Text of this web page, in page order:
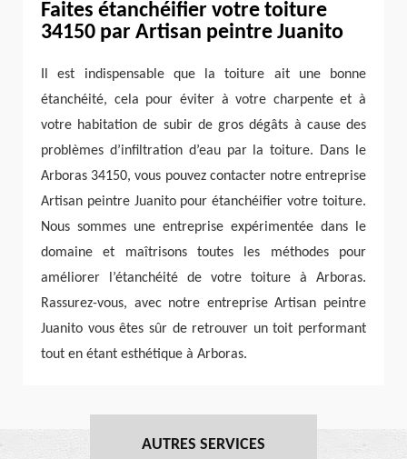
Faites étanchéifier votre toiture
34150 par Artisan peintre Juanito
Il est indispensable que la toiture ait une bonne
étanchéité, cela pour éviter à votre charpente et à
votre habitation de subir de gros dégâts à cause des
problèmes d’infiltration d’eau par la toiture. Dans le
Arboras 34150, vous pouvez contacter notre entreprise
Artisan peintre Juanito pour étanchéifier votre toiture.
Nous sommes une entreprise expérimentée dans le
domaine et maîtrisons toutes les méthodes pour
améliorer l’étanchéité de votre toiture à Arboras.
Rassurez-vous, avec notre entreprise Artisan peintre
Juanito vous êtes sûr de retrouver un toit performant
tout en étant esthétique à Arboras.
AUTRES SERVICES